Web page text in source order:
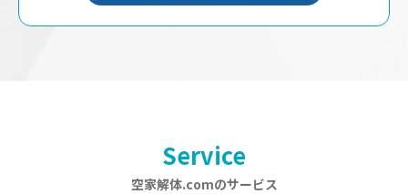
Service
空家解体.comのサービス